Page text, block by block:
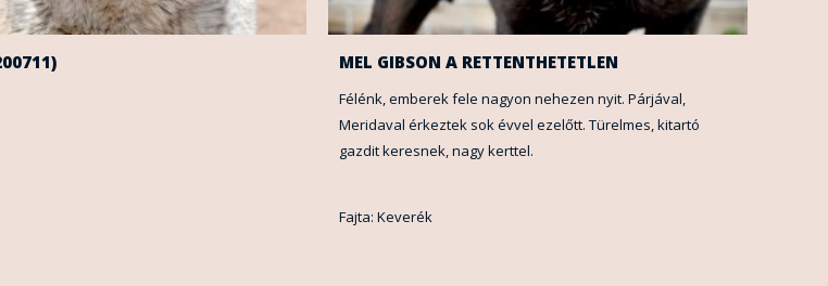
MEL GIBSON A RETTENTHETETLEN
Félénk, emberek fele nagyon nehezen nyit. Párjával,
Meridaval érkeztek sok évvel ezelőtt. Türelmes, kitartó
gazdit keresnek, nagy kerttel.
Fajta: Keverék